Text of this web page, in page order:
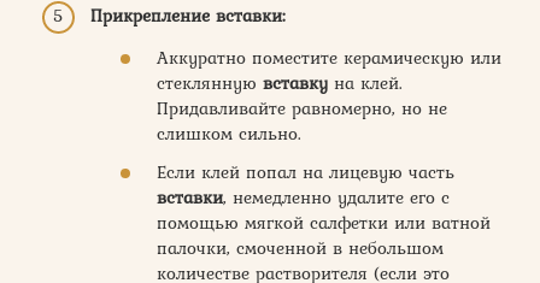
Прикрепление вставки:
Аккуратно поместите керамическую или
стеклянную вставку на клей.
Придавливайте равномерно, но не
слишком сильно.
Если клей попал на лицевую часть
вставки, немедленно удалите его с
помощью мягкой салфетки или ватной
палочки, смоченной в небольшом
количестве растворителя (если это